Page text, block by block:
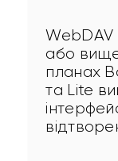
або
планах
та Lite